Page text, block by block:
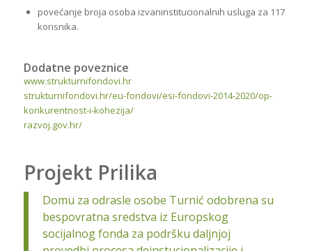
povećanje broja osoba izvaninstitucionalnih usluga za 117
korisnika.
Dodatne poveznice
www.strukturnifondovi.hr
strukturnifondovi.hr/eu-fondovi/esi-fondovi-2014-2020/op-
konkurentnost-i-kohezija/
razvoj.gov.hr/
Projekt Prilika
Domu za odrasle osobe Turnić odobrena su
bespovratna sredstva iz Europskog
socijalnog fonda za podršku daljnjoj